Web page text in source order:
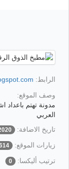
الرابط:
وصف الموقع:
مدونة تهتم
العربي
تاريخ الاضافة:
زيارات الموقع:
ترتيب أليكسا: 0